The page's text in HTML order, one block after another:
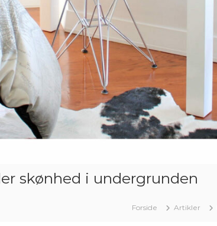
skønhed i undergrunden
Forside Artikler